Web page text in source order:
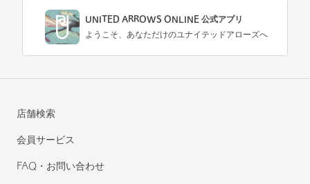
UNITED ARROWS ONLINE 公式アプリ
ようこそ、あなただけのユナイテッドアローズへ
店舗検索
会員サービス
FAQ・お問い合わせ